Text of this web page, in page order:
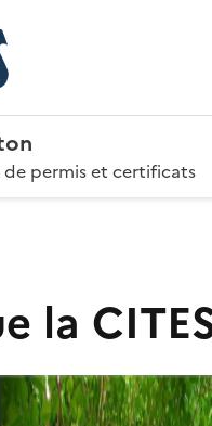
de permis et certificats
la